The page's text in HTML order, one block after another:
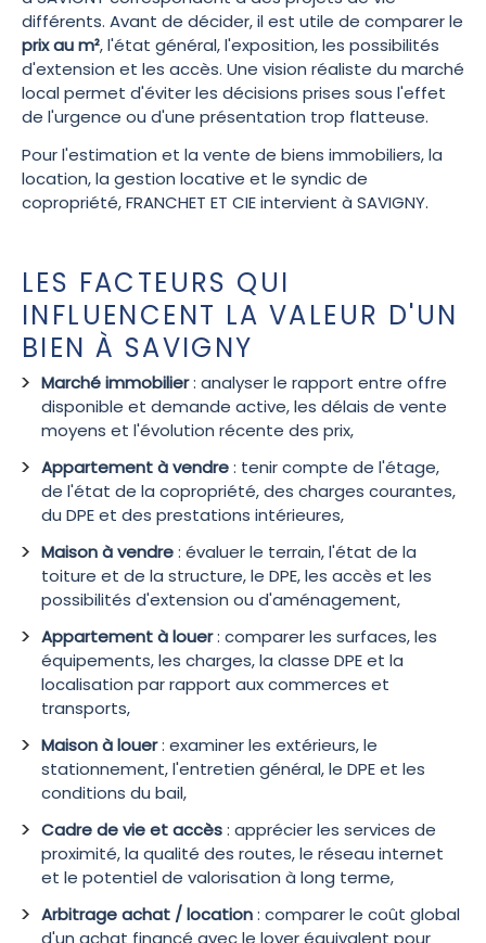
différents. Avant de décider, il est utile de comparer le
prix au m², l'état général, l'exposition, les possibilités
d'extension et les accès. Une vision réaliste du marché
local permet d'éviter les décisions prises sous l'effet
de l'urgence ou d'une présentation trop flatteuse.
Pour l'estimation et la vente de biens immobiliers, la
location, la gestion locative et le syndic de
copropriété, FRANCHET ET CIE intervient à SAVIGNY.
LES FACTEURS QUI
INFLUENCENT LA VALEUR D'UN
BIEN À SAVIGNY
Marché immobilier: analyser le rapport entre offre
disponible et demande active, les délais de vente
moyens et l'évolution récente des prix,
Appartement à vendre: tenir compte de l'étage,
de l'état de la copropriété, des charges courantes,
du DPE et des prestations intérieures,
Maison à vendre: évaluer le terrain, l'état de la
toiture et de la structure, le DPE, les accès et les
possibilités d'extension ou d'aménagement,
Appartement à louer: comparer les surfaces, les
équipements, les charges, la classe DPE et la
localisation par rapport aux commerces et
transports,
Maison à louer: examiner les extérieurs, le
stationnement, l'entretien général, le DPE et les
conditions du bail,
Cadre de vie et accès: apprécier les services de
proximité, la qualité des routes, le réseau internet
et le potentiel de valorisation à long terme,
Arbitrage achat / location: comparer le coût global
d'un achat financé avec le loyer équivalent pour